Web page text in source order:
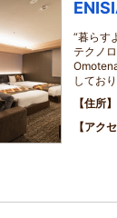
“暮らす
テクノ
してお
住所
アク